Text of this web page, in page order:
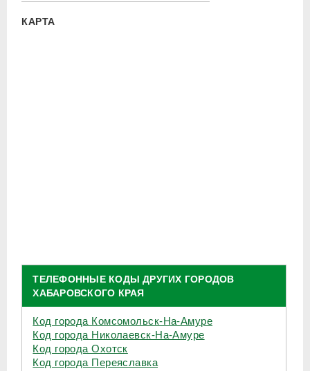
КАРТА
ТЕЛЕФОННЫЕ КОДЫ ДРУГИХ ГОРОДОВ
ХАБАРОВСКОГО КРАЯ
Код города Комсомольск-На-Амуре
Код города Николаевск-На-Амуре
Код города Охотск
Код города Переяславка